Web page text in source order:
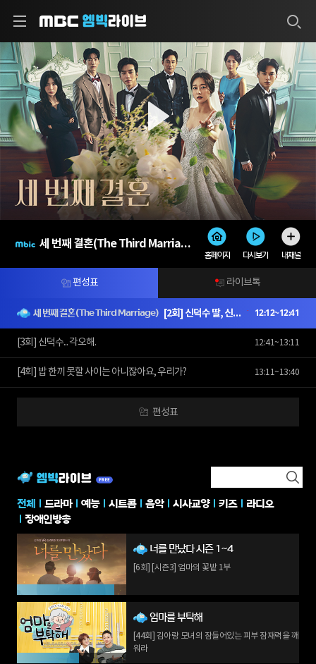
세 번째 결혼(The Third Marriage)
홈페이지 다시보기 내채널
편성표 라이브톡
세 번째 결혼(The Third Marriage) [2회] 신덕수 딸, 신고은..? 12:12~12:41
[3회] 신덕수... 각오해. 12:41~13:11
[4회] 밥 한끼 못할 사이는 아니잖아요, 우리가? 13:11~13:40
편성표
전체 드라마 예능 시트콤 음악 시사교양 키즈
라디오
장애인방송
너를 만났다 시즌 1~4
[6회] [시즌3] 엄마의 꽃밭 1부
엄마를 부탁해
[44회] 김아랑 모녀의 잠들어있는 피부 잠재력을 깨
워라